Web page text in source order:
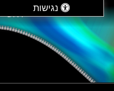
נגישות
ראשי